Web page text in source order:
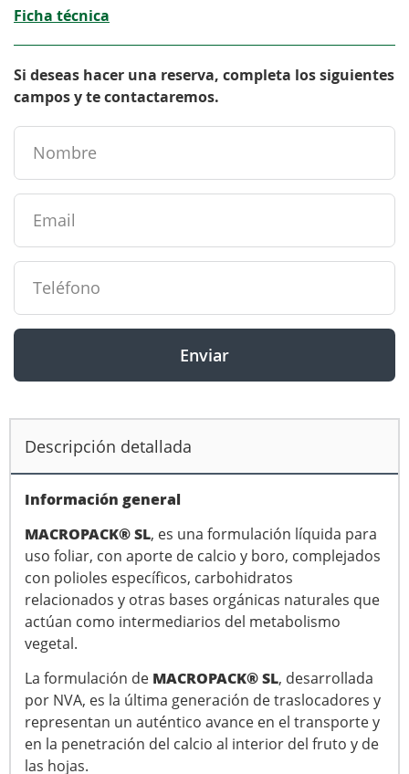
Ficha técnica
Si deseas hacer una reserva, completa los siguientes
campos y te contactaremos.
Enviar
Descripción detallada
Información general
MACROPACK® SL, es una formulación líquida para
uso foliar, con aporte de calcio y boro, complejados
con polioles específicos, carbohidratos
relacionados y otras bases orgánicas naturales que
actúan como intermediarios del metabolismo
vegetal.
La formulación de MACROPACK® SL, desarrollada
por NVA, es la última generación de traslocadores y
representan un auténtico avance en el transporte y
en la penetración del calcio al interior del fruto y de
las hojas.